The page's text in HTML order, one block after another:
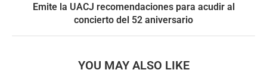
Emite la UACJ recomendaciones para acudir al
concierto del 52 aniversario
YOU MAY ALSO LIKE